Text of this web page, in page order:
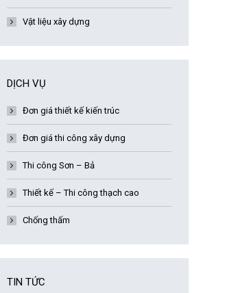
Vật liệu xây dựng
DỊCH VỤ
Đơn giá thiết kế kiến trúc
Đơn giá thi công xây dựng
Thi công Sơn – Bả
Thiết kế – Thi công thạch cao
Chống thấm
TIN TỨC